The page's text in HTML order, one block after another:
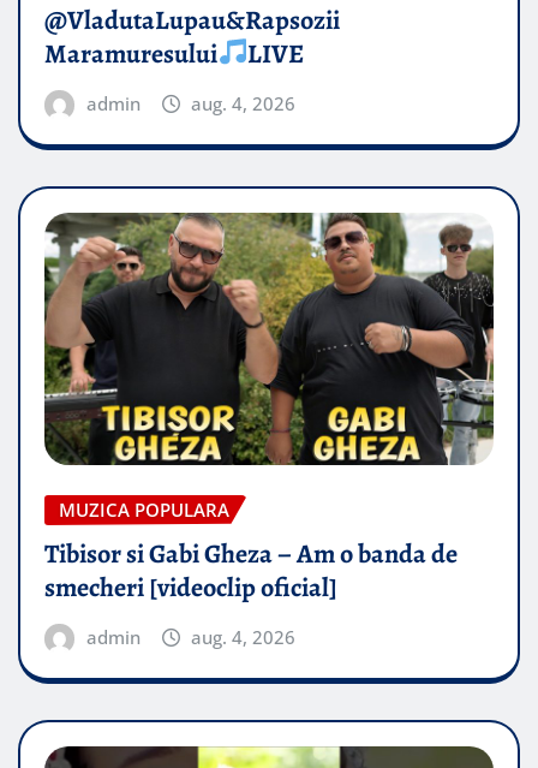
@VladutaLupau&Rapsozii
Maramuresului
LIVE
admin aug. 4, 2026
MUZICA POPULARA
Tibisor si Gabi Gheza – Am o banda de
smecheri [videoclip oficial]
admin aug. 4, 2026